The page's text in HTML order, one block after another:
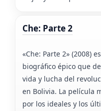
Che: Parte 2
«Che: Parte 2» (2008)
biográfico épico que
vida y lucha del
en Bolivia. La película
por los ideales y los